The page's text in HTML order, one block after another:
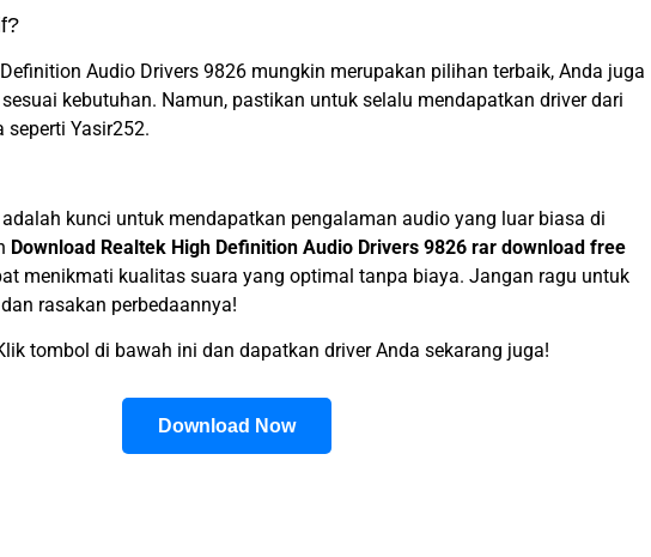
Audio Drivers 9826 mungkin merupakan pilihan terbaik, Anda juga
kebutuhan. Namun, pastikan untuk selalu mendapatkan driver dari
seperti Yasir252.
kunci untuk mendapatkan pengalaman audio yang luar biasa di
Download Realtek High Definition Audio Drivers 9826 rar download free
menikmati kualitas suara yang optimal tanpa biaya. Jangan ragu untuk
rasakan perbedaannya!
tombol di bawah ini dan dapatkan driver Anda sekarang juga!
Download Now